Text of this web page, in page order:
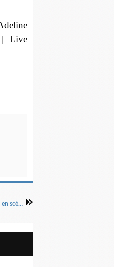
| Live
Blax the musical Daisy Auteur et mise en scène : Simon Leblond